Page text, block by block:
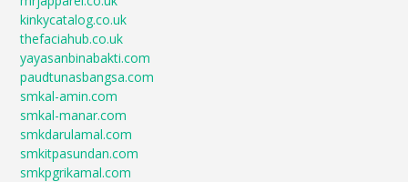
kinkycatalog.co.uk
thefaciahub.co.uk
yayasanbinabakti.com
paudtunasbangsa.com
smkal-amin.com
smkal-manar.com
smkdarulamal.com
smkitpasundan.com
smkpgrikamal.com